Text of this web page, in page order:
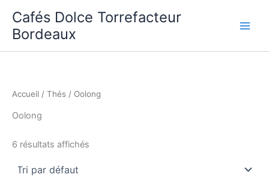
contenu
Cafés Dolce Torrefacteur
Bordeaux
Accueil / Thés / Oolong
Oolong
6 résultats affichés